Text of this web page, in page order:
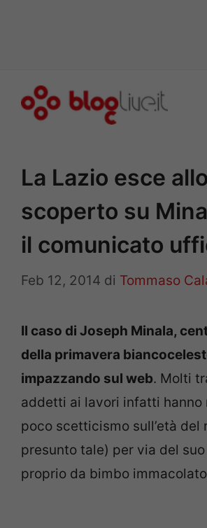
La Lazio esce allo
scoperto su
il comunicato
Feb 12, 2014 di Tommaso
Il caso di Joseph Minala,
della primavera
impazzando sul web. Molti
addetti ai lavori infatti hanno
poco scetticismo sull’età del
presunto tale) per via del
proprio da bimbo